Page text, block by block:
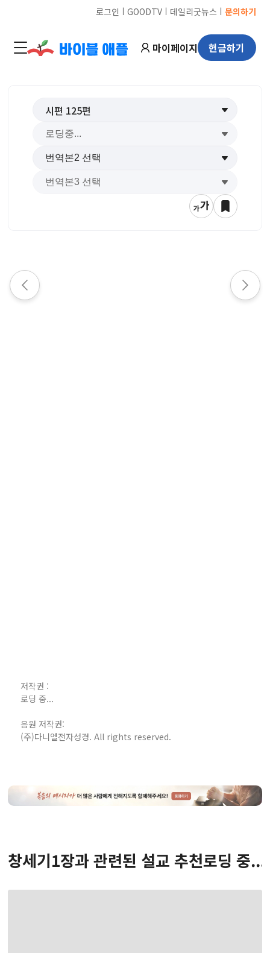
로그인 ㅣ GOODTVㅣ 데일리굿뉴스 ㅣ 문의하기
마이페이지 헌금하기
시편 125편
저작권 :
로딩 중...
음원 저작권:
(주)다니엘전자성경. All rights reserved.
창세기1장과 관련된 설교 추천로딩 중...